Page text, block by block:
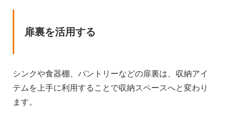
扉裏を活用する
シンクや食器棚、パントリーなどの扉裏は、収納アイ
テムを上手に利用することで収納スペースへと変わり
ます。